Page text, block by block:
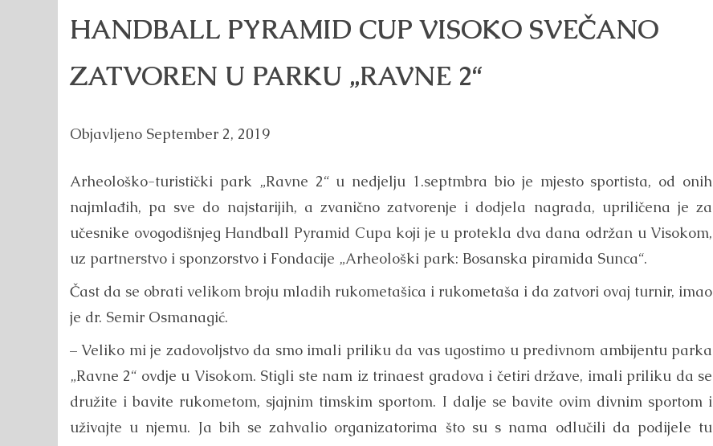
HANDBALL PYRAMID CUP VISOKO SVEČANO
ZATVOREN U PARKU „RAVNE 2“
Objavljeno September 2, 2019
Arheološko-turistički park „Ravne 2“ u nedjelju 1.septmbra bio je mjesto sportista, od onih
najmlađih, pa sve do najstarijih, a zvanično zatvorenje i dodjela nagrada, upriličena je za
učesnike ovogodišnjeg Handball Pyramid Cupa koji je u protekla dva dana održan u Visokom,
uz partnerstvo i sponzorstvo i Fondacije „Arheološki park: Bosanska piramida Sunca“.
Čast da se obrati velikom broju mladih rukometašica i rukometaša i da zatvori ovaj turnir, imao
je dr. Semir Osmanagić.
– Veliko mi je zadovoljstvo da smo imali priliku da vas ugostimo u predivnom ambijentu parka
„Ravne 2“ ovdje u Visokom. Stigli ste nam iz trinaest gradova i četiri države, imali priliku da se
družite i bavite rukometom, sjajnim timskim sportom. I dalje se bavite ovim divnim sportom i
uživajte u njemu. Ja bih se zahvalio organizatorima što su s nama odlučili da podijele tu